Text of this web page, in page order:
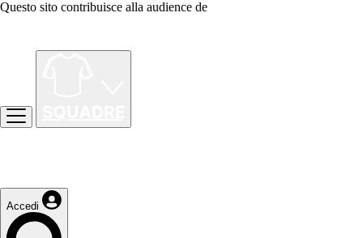
Questo sito contribuisce alla audience de
Accedi